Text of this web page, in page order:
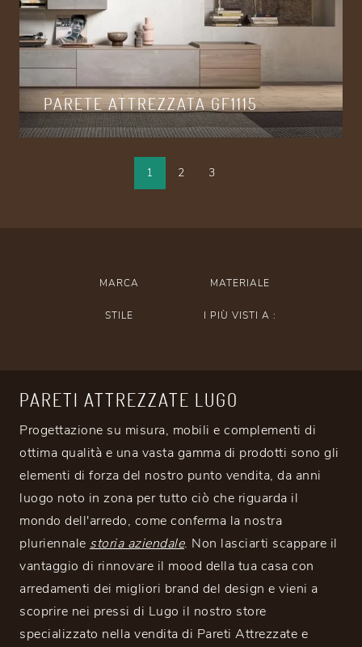
PARETE ATTREZZATA GF1115
1 2 3
MARCA MATERIALE
STILE I PIÙ VISTI A :
PARETI ATTREZZATE LUGO
Progettazione su misura, mobili e complementi di
ottima qualità e una vasta gamma di prodotti sono gli
elementi di forza del nostro punto vendita, da anni
luogo noto in zona per tutto ciò che riguarda il
mondo dell'arredo, come conferma la nostra
pluriennale storia aziendale. Non lasciarti scappare il
vantaggio di rinnovare il mood della tua casa con
arredamenti dei migliori brand del design e vieni a
scoprire nei pressi di Lugo il nostro store
specializzato nella vendita di Pareti Attrezzate e